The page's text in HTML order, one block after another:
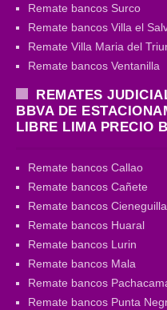
Remate bancos Surco
Remate bancos Villa el
Remate Villa Maria del
Remate bancos Ventanilla
REMATES
BBVA DE
LIBRE LIMA PRECIO
Remate bancos Callao
Remate bancos Cañete
Remate bancos Cieneguilla
Remate bancos Huaral
Remate bancos Lurin
Remate bancos Mala
Remate bancos
Remate bancos Punta